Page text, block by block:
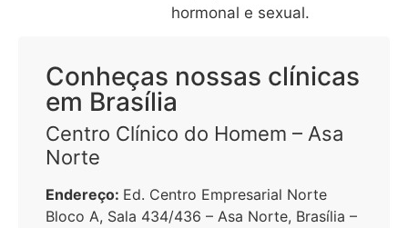
hormonal e sexual.
Conheças nossas clínicas
em Brasília
Centro Clínico do Homem – Asa
Norte
Endereço: Ed. Centro Empresarial Norte
Bloco A, Sala 434/436 – Asa Norte, Brasília –